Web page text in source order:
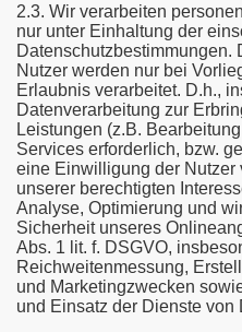
2.3. Wir verarbeiten
nur unter Einhaltung der
Datenschutzbestimmungen.
Nutzer werden nur bei
Erlaubnis verarbeitet. D.h.,
Datenverarbeitung zur
Leistungen (z.B.
Services erforderlich, bzw.
eine Einwilligung der Nutzer
unserer berechtigten
Analyse, Optimierung und
Sicherheit unseres
Abs. 1 lit. f. DSGVO,
Reichweitenmessung,
und Marketingzwecken
und Einsatz der Dienste von